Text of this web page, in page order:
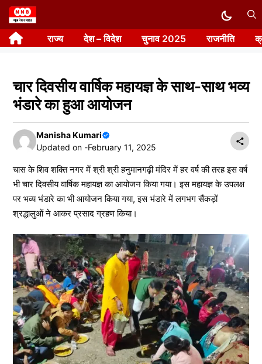
Skip
to
content राज्य देश – विदेश चुनाव 2025 राजनीति
चार दिवसीय वार्षिक महायज्ञ के साथ-साथ भव्य
भंडारे का हुआ आयोजन
Manisha Kumari
Updated on -February 11, 2025
चास के शिव शक्ति नगर में श्री श्री हनुमानगढ़ी मंदिर में हर वर्ष की तरह इस वर्ष
भी चार दिवसीय वार्षिक महायज्ञ का आयोजन किया गया। इस महायज्ञ के उपलक्ष
पर भव्य भंडारे का भी आयोजन किया गया, इस भंडारे में लगभग सैंकड़ों
श्रद्धालुओं ने आकर प्रसाद ग्रहण किया।